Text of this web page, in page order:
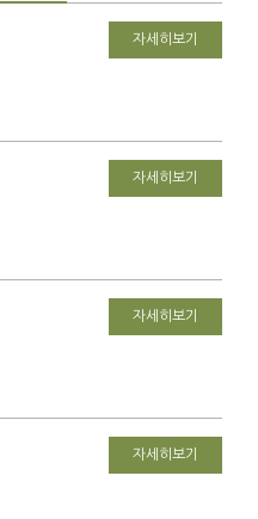
자세히보기
자세히보기
자세히보기
자세히보기